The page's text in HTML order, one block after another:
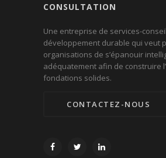
CONSULTATION
Une entreprise de services-
développement durable qui veut
organisations de s’épanouir
adéquatement afin de construire
fondations solides.
CONTACTEZ-NOUS